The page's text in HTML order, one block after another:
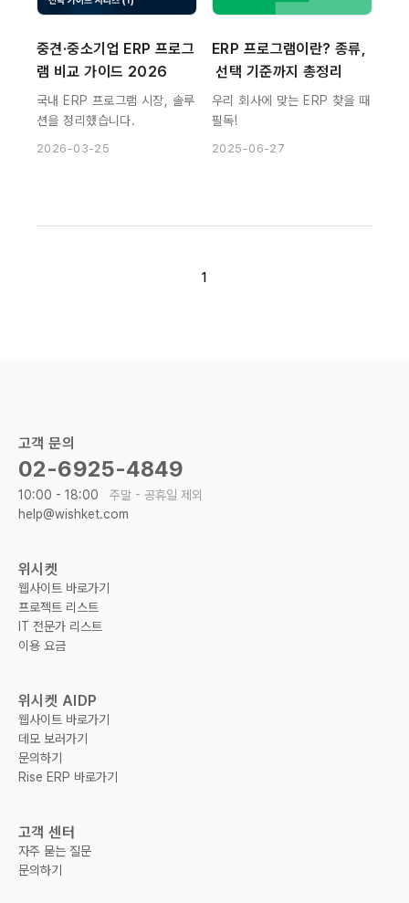
중견·중소기업 ERP 프로그
램 비교 가이드 2026
국내 ERP 프로그램 시장, 솔루
션을 정리했습니다.
2026-03-25
ERP 프로그램이란? 종류,
선택 기준까지 총정리
우리 회사에 맞는 ERP 찾을 때
필독!
2025-06-27
1
고객 문의
02-6925-4849
10:00 - 18:00 주말 - 공휴일 제외
help@wishket.com
위시켓
웹사이트 바로가기
프로젝트 리스트
IT 전문가 리스트
이용 요금
위시켓 AIDP
웹사이트 바로가기
데모 보러가기
문의하기
Rise ERP 바로가기
고객 센터
자주 묻는 질문
문의하기